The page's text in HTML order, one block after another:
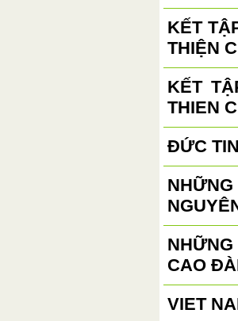
KẾT
THIỆN
KẾT
THIEN
ĐỨC
CAO
VIET